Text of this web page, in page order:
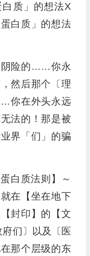
白质」的想法X
白质」的想法
阴险的……你永
然后那个〔理
你在外头永远
法的！那是被
界「们」的骗
白质法则】～
在【坐在地下
封印】的【文
们〕以及〔医
那个层级的东